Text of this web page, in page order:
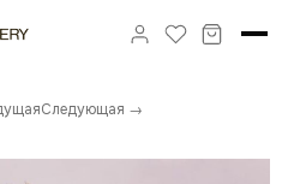
Следующая →